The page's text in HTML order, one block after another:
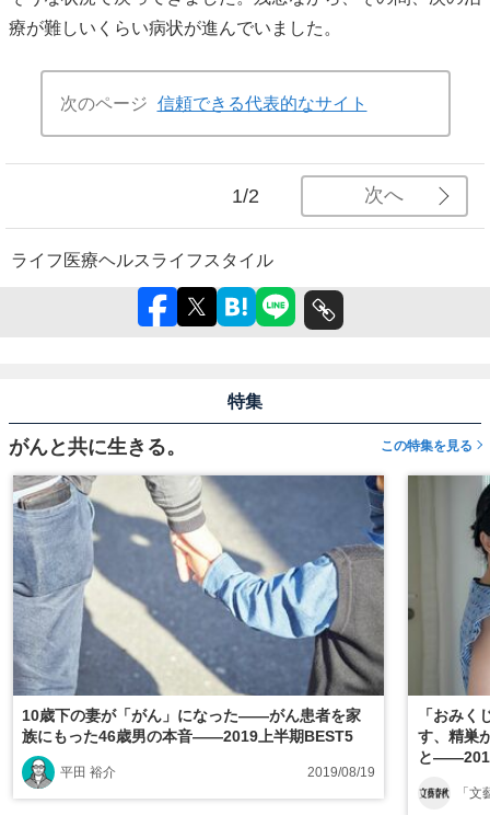
療が難しいくらい病状が進んでいました。
次のページ 信頼できる代表的なサイト
1/2 次へ
ライフ 医療ヘルスライフスタイル
特集
がんと共に生きる。 この特集を見る
10歳下の妻が「がん」になった――がん患者を家
族にもった46歳男の本音――2019上半期BEST5
平田 裕介 2019/08/19
「おみ
す、精巣
と
「